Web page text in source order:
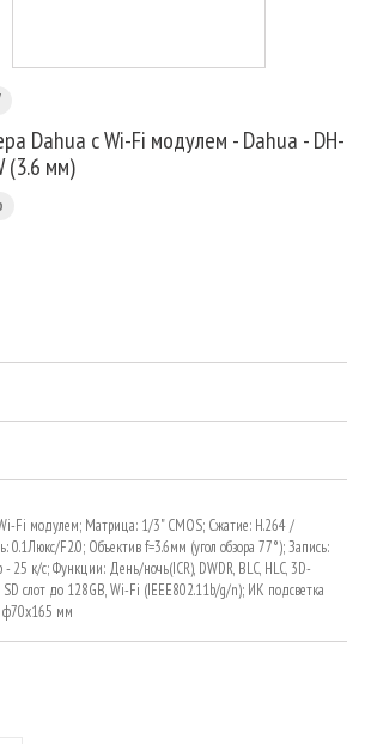
Dahua с Wi-Fi модулем - Dahua - DH-
(3.6 мм)
Fi модулем; Матрица: 1/3" CMOS; Сжатие: H.264 /
0.1Люкс/F2.0; Объектив f=3.6мм (угол обзора 77°); Запись:
к/с; Функции: День/ночь(ICR), DWDR, BLC, HLC, 3D-
слот до 128GB, Wi-Fi (IEEE802.11b/g/n); ИК подсветка
ф70х165 мм